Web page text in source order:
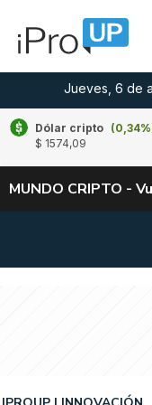
Jueves, 6 de
Dólar cripto
$ 1574,09
2,74%)
MUNDO CRIPTO -